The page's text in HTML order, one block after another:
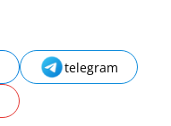
telegram